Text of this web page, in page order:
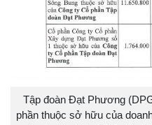
Tập đoàn Đạt Phương
phần thuộc sở hữu của